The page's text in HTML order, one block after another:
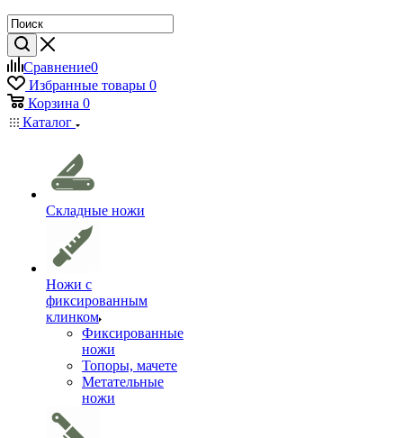
Сравнение0
Избранные товары 0
Корзина 0
Каталог
Складные ножи
Ножи с
фиксированным
клинком
Фиксированные
ножи
Топоры, мачете
Метательные
ножи